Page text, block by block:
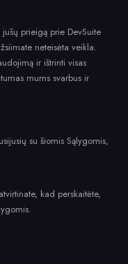
prieigą prie DevSuite
neteisėta veikla.
ir ištrinti visas
mums svarbus ir
su šiomis Sąlygomis,
kad perskaitėte,